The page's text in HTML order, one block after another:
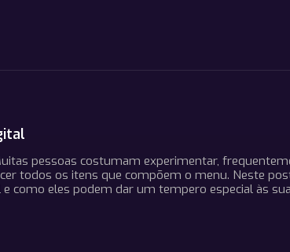
pessoas costumam experimentar,
todos os itens que compõem o menu. Neste
como eles podem dar um tempero especial às